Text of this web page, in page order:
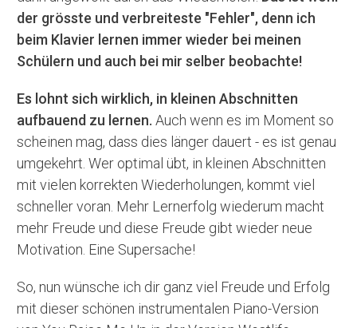
der grösste und verbreiteste "Fehler", denn ich
beim Klavier lernen immer wieder bei meinen
Schülern und auch bei mir selber beobachte!
Es lohnt sich wirklich, in kleinen Abschnitten
aufbauend zu lernen. Auch wenn es im Moment so
scheinen mag, dass dies länger dauert - es ist genau
umgekehrt. Wer optimal übt, in kleinen Abschnitten
mit vielen korrekten Wiederholungen, kommt viel
schneller voran. Mehr Lernerfolg wiederum macht
mehr Freude und diese Freude gibt wieder neue
Motivation. Eine Supersache!
So, nun wünsche ich dir ganz viel Freude und Erfolg
mit dieser schönen instrumentalen Piano-Version